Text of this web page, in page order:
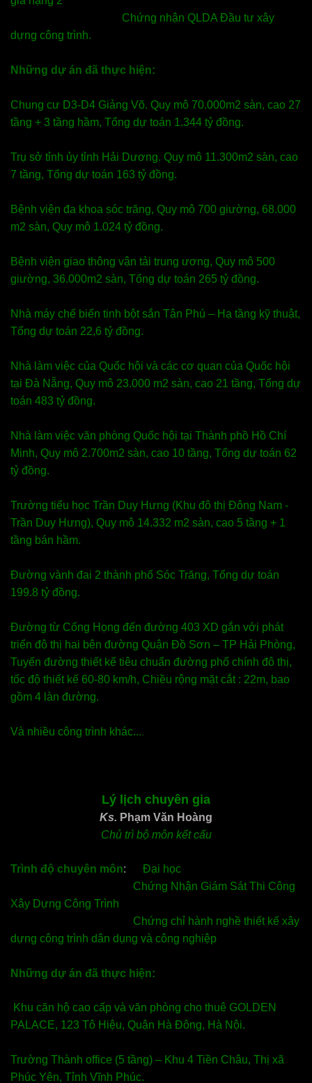
Chứng nhận QLDA Đầu tư xây
dựng công trình.
Những dự án đã thực hiện:
Chung cư D3-D4 Giảng Võ. Quy mô 70.000m2 sàn, cao 27
tầng + 3 tầng hầm, Tổng dự toán 1.344 tỷ đồng.
Trụ sở tỉnh ủy tỉnh Hải Dương. Quy mô 11.300m2 sàn, cao
7 tầng, Tổng dự toán 163 tỷ đồng.
Bệnh viện đa khoa sóc trăng, Quy mô 700 giường, 68.000
m2 sàn, Quy mô 1.024 tỷ đồng.
Bệnh viện giao thông vận tải trung ương, Quy mô 500
giường, 36.000m2 sàn, Tổng dự toán 265 tỷ đồng.
Nhà máy chế biến tinh bột sắn Tân Phú – Hạ tầng kỹ thuật,
Tổng dự toán 22,6 tỷ đồng.
Nhà làm việc của Quốc hội và các cơ quan của Quốc hội
tại Đà Nẵng, Quy mô 23.000 m2 sàn, cao 21 tầng, Tổng dự
toán 483 tỷ đồng.
Nhà làm việc văn phòng Quốc hội tại Thành phồ Hồ Chí
Minh, Quy mô 2.700m2 sàn, cao 10 tầng, Tổng dự toán 62
tỷ đồng.
Trường tiểu học Trần Duy Hưng (Khu đô thị Đông Nam -
Trần Duy Hưng), Quy mô 14.332 m2 sàn, cao 5 tầng + 1
tầng bán hầm.
Đường vành đai 2 thành phố Sóc Trăng, Tổng dự toán
199.8 tỷ đồng.
Đường từ Cống Họng đến đường 403 XD gắn với phát
triển đô thị hai bên đường Quận Đồ Sơn – TP Hải Phòng,
Tuyến đường thiết kế tiêu chuẩn đường phố chính đô thị,
tốc độ thiết kế 60-80 km/h, Chiều rộng mặt cắt : 22m, bao
gồm 4 làn đường.
Và nhiều công trình khác...
Lý lịch chuyên gia
Ks. Phạm Văn Hoàng
Chủ trì bộ môn kết cấu
Trình độ chuyên môn: Đại học
Chứng Nhận Giám Sát Thi Công
Xây Dựng Công Trình
Chứng chỉ hành nghề thiết kế xây
dựng công trình dân dụng và công nghiệp
Những dự án đã thực hiện:
Khu căn hộ cao cấp và văn phòng cho thuê GOLDEN
PALACE, 123 Tô Hiệu, Quận Hà Đông, Hà Nội.
Trường Thành office (5 tầng) – Khu 4 Tiền Châu, Thị xã
Phúc Yên, Tỉnh Vĩnh Phúc.